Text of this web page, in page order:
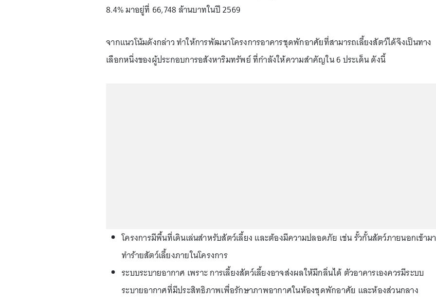
8.4% มาอยู่ที่ 66,748 ล้านบาทในปี 2569
จากแนวโน้มดังกล่าว ทำให้การพัฒนาโครงการอาคารชุดพักอาศัยที่สามารถเลี้ยงสัตว์ได้จึงเป็นทาง
เลือกหนึ่งของผู้ประกอบการอสังหาริมทรัพย์ ที่กำลังให้ความสำคัญใน 6 ประเด็น ดังนี้
โครงการมีพื้นที่เดินเล่นสำหรับสัตว์เลี้ยง และต้องมีความปลอดภัย เช่น รั้วกั้นสัตว์ภายนอกเข้ามา
ทำร้ายสัตว์เลี้ยงภายในโครงการ
ระบบระบายอากาศ เพราะ การเลี้ยงสัตว์เลี้ยงอาจส่งผลให้มีกลิ่นได้ ตัวอาคารเองควรมีระบบ
ระบายอากาศที่มีประสิทธิภาพเพื่อรักษาภาพอากาศในห้องชุดพักอาศัย และห้องส่วนกลาง